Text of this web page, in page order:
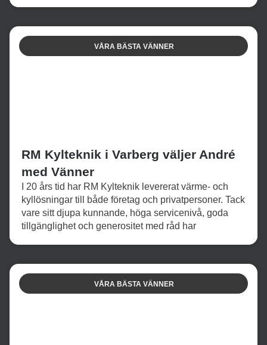
VÅRA BÄSTA VÄNNER
RM Kylteknik i Varberg väljer André
med Vänner
I 20 års tid har RM Kylteknik levererat värme- och
kyllösningar till både företag och privatpersoner. Tack
vare sitt djupa kunnande, höga servicenivå, goda
tillgänglighet och generositet med råd har
VÅRA BÄSTA VÄNNER